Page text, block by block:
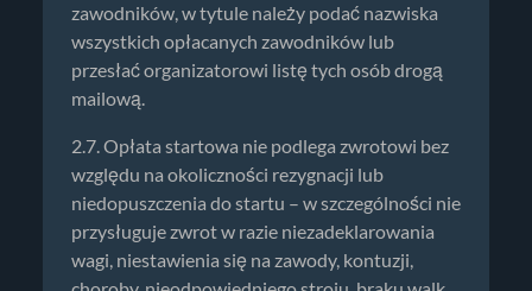
zawodników, w tytule należy podać nazwiska
wszystkich opłacanych zawodników lub
przesłać organizatorowi listę tych osób drogą
mailową.
2.7. Opłata startowa nie podlega zwrotowi bez
względu na okoliczności rezygnacji lub
niedopuszczenia do startu – w szczególności nie
przysługuje zwrot w razie niezadeklarowania
wagi, niestawienia się na zawody, kontuzji,